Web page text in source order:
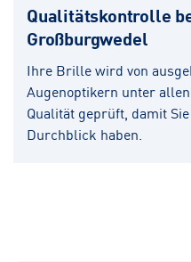
Qualitätskontrolle
Großburgwedel
Ihre Brille wird von
Augenoptikern unter
Qualität geprüft, damit
Durchblick haben.